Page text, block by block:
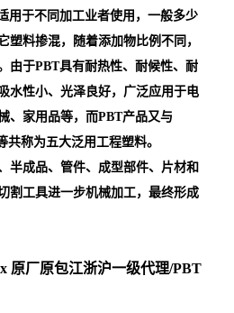
用于不同加工业者使用，一般多少
塑料掺混，随着添加物比例不同，
由于PBT具有耐热性、耐候性、耐
水性小、光泽良好，广泛应用于电
、家用品等，而PBT产品又与
共称为五大泛用工程塑料。
半成品、管件、成型部件、片材和
割工具进一步机械加工，最终形成
原厂原包江浙沪一级代理/PBT